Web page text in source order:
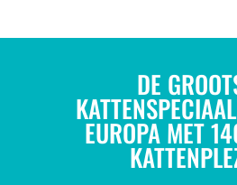
DE
EUROPA MET